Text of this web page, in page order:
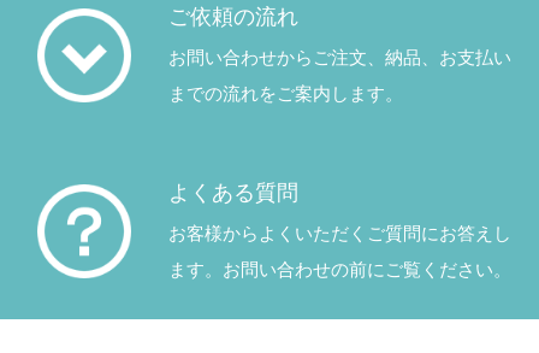
ご依頼の流れ
お問い合わせからご注文、納品、お支払い
までの流れをご案内します。
よくある質問
お客様からよくいただくご質問にお答えし
ます。お問い合わせの前にご覧ください。